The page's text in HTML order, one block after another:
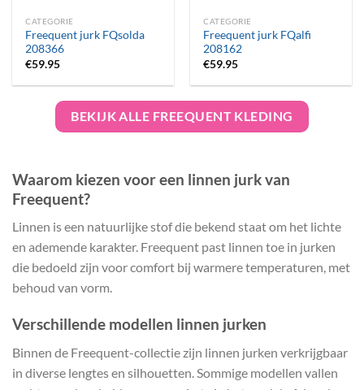
CATEGORIE
Freequent jurk FQsolda
208366
€59.95
CATEGORIE
Freequent jurk FQalfi
208162
€59.95
BEKIJK ALLE FREEQUENT KLEDING
Waarom kiezen voor een linnen jurk van
Freequent?
Linnen is een natuurlijke stof die bekend staat om het lichte
en ademende karakter. Freequent past linnen toe in jurken
die bedoeld zijn voor comfort bij warmere temperaturen, met
behoud van vorm.
Verschillende modellen linnen jurken
Binnen de Freequent-collectie zijn linnen jurken verkrijgbaar
in diverse lengtes en silhouetten. Sommige modellen vallen